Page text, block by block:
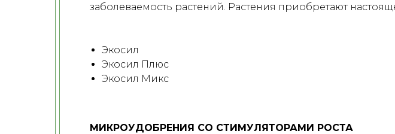
заболеваемость растений. Растения приобретают
Экосил
Экосил Плюс
Экосил Микс
МИКРОУДОБРЕНИЯ СО СТИМУЛЯТОРАМИ РОСТА